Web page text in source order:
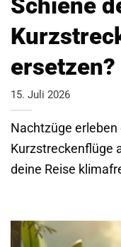
ersetzen?
15. Juli 2026
Nachtzüge erleben
Kurzstreckenflüge
deine Reise